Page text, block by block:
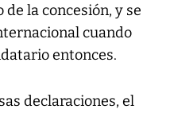
la concesión, y se
cuando
entonces.
declaraciones, el